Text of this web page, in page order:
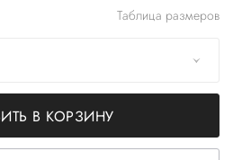
Таблица размеров
В КОРЗИНУ